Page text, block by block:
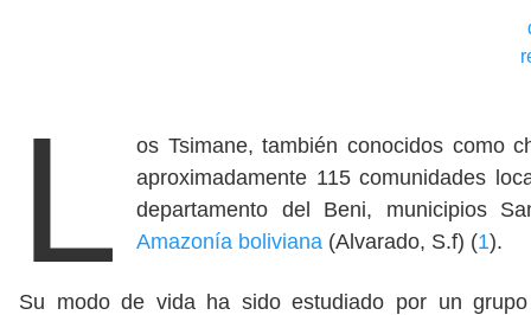
L
os Tsimane, también conocidos como
aproximadamente 115 comunidades
departamento del Beni, municipios
Amazonía boliviana (Alvarado, S.f) (1).
Su modo de vida ha sido estudiado por un